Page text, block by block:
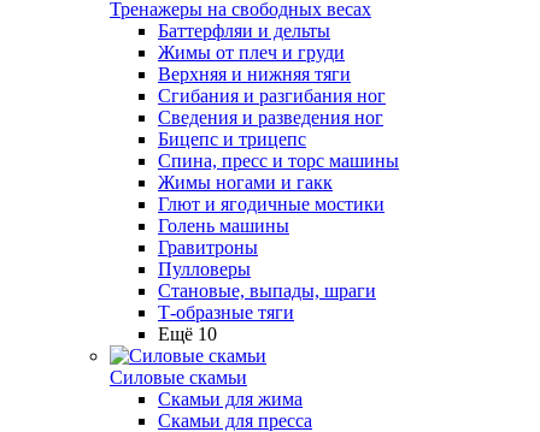
Тренажеры на свободных весах
Баттерфляи и дельты
Жимы от плеч и груди
Верхняя и нижняя тяги
Сгибания и разгибания ног
Сведения и разведения ног
Бицепс и трицепс
Спина, пресс и торс машины
Жимы ногами и гакк
Глют и ягодичные мостики
Голень машины
Гравитроны
Пулловеры
Становые, выпады, шраги
Т-образные тяги
Ещё 10
Силовые скамьи
Скамьи для жима
Скамьи для пресса